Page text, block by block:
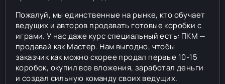
Пожалуй, мы единственные на рынке, кто обучает
ведущих и авторов продавать готовые коробки с
играми. У нас даже курс специальный есть: ПКМ —
продавай как Мастер. Нам выгодно, чтобы
заказчик как можно скорее продал первые 10-15
коробок, окупил все вложения, заработал деньги
и создал сильную команду своих ведущих.